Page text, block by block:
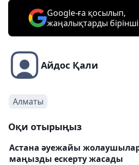
Google-ға қосылып,
жаңалықтарды
Айдос Қали
Алматы
Оқи отырыңыз
Астана әуежайы
маңызды ескерту жасады